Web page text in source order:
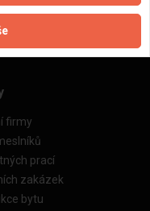
online
firmy
prací
zakázek
bytu